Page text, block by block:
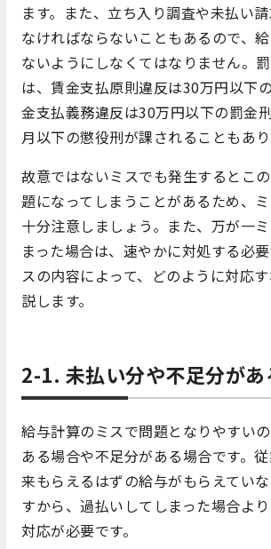
ます。また、立ち入り調査や未払い
なければならないこともあるので、
ないようにしなくてはなりません。
は、賃金支払原則違反は30万円以下
金支払義務違反は30万円以下の罰金
月以下の懲役刑が課されることもあり
故意ではないミスでも発生するとこ
題になってしまうことがあるため、
十分注意しましょう。また、万が一
まった場合は、速やかに対処する必
スの内容によって、どのように対応
説します。
2-1. 未払い分や不足分があ
給与計算のミスで問題となりやすい
ある場合や不足分がある場合です。
来もらえるはずの給与がもらえてい
すから、過払いしてしまった場合よ
対応が必要です。